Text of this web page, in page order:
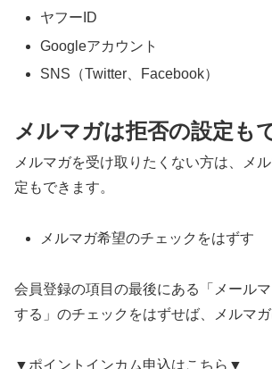
ヤフーID
Googleアカウント
SNS（Twitter、Facebook）
メルマガは拒否の設定も
メルマガを受け取りたくない方は、メ
定もできます。
メルマガ希望のチェックをはずす
会員登録の項目の最後にある「メール
する」のチェックをはずせば、メルマガ
▼ポイントインカム申込はこちら▼